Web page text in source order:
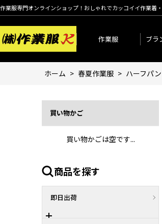
作業服専門オンラインショップ！おしゃれでカッコイイ作業着
作業服 ブラ
ホーム > 春夏作業服 > ハーフパ
買い物かご
買い物かごは空です...
商品を探す
即日出荷